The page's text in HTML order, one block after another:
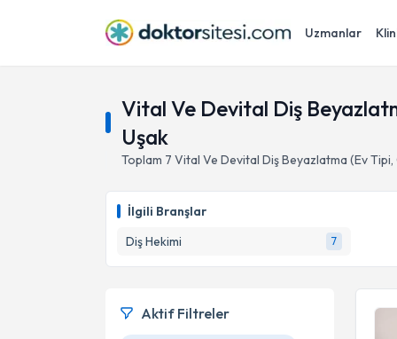
Uzmanlar
Vital Ve Devital Diş
Uşak
Toplam 7 Vital Ve Devital Diş Beyazlatma (Ev
İlgili Branşlar
Diş Hekimi
7
Aktif Filtreler